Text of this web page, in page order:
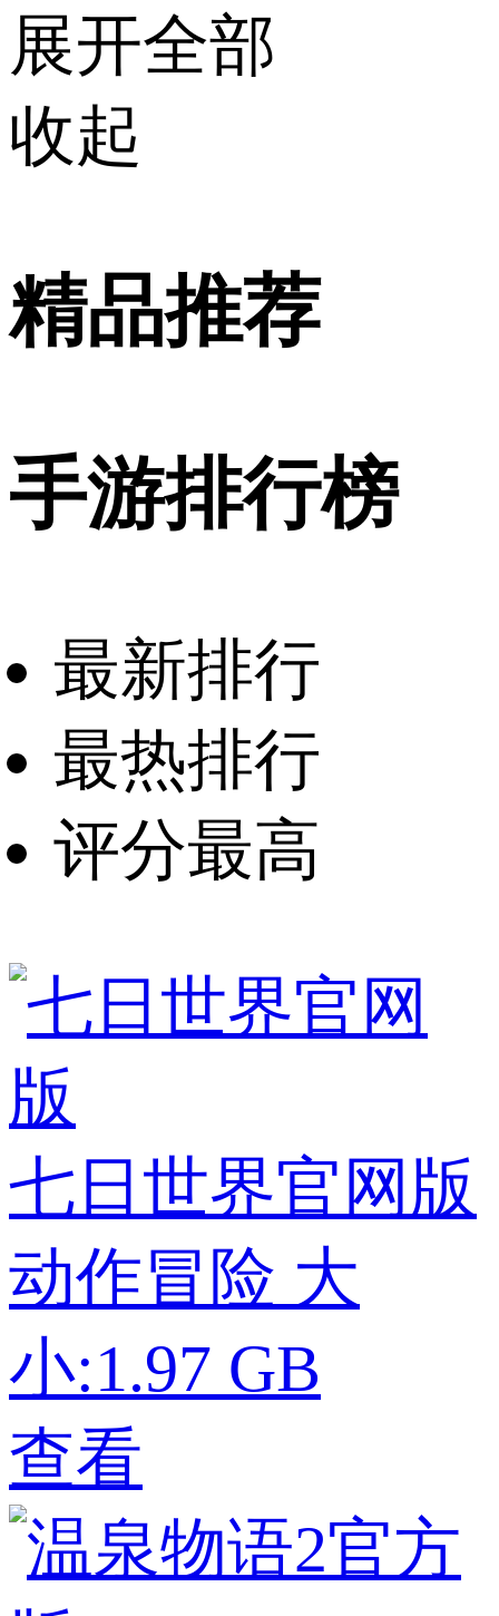
展开全部
收起
精品推荐
手游排行榜
最新排行
最热排行
评分最高
七日世界官网版
动作冒险 大
小:1.97 GB
查看